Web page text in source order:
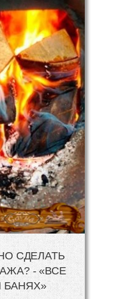
СДЕЛАТЬ
- «ВСЕ
БАНЯХ»